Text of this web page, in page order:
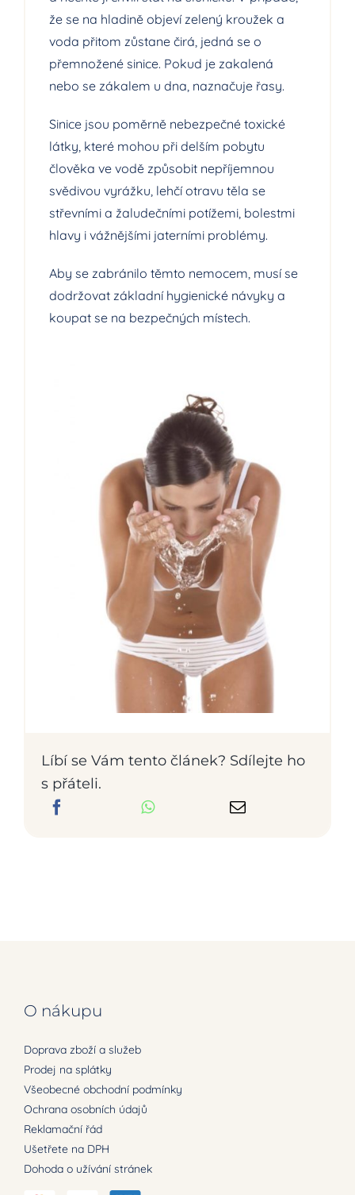
že se na hladině objeví zelený kroužek a
voda přitom zůstane čirá, jedná se o
přemnožené sinice. Pokud je zakalená
nebo se zákalem u dna, naznačuje řasy.
Sinice jsou poměrně nebezpečné toxické
látky, které mohou při delším pobytu
člověka ve vodě způsobit nepříjemnou
svědivou vyrážku, lehčí otravu těla se
střevními a žaludečními potížemi, bolestmi
hlavy i vážnějšími jaterními problémy.
Aby se zabránilo těmto nemocem, musí se
dodržovat základní hygienické návyky a
koupat se na bezpečných místech.
Líbí se Vám tento článek? Sdílejte ho
s přáteli.
O nákupu
Doprava zboží a služeb
Prodej na splátky
Všeobecné obchodní podmínky
Ochrana osobních údajů
Reklamační řád
Ušetřete na DPH
Dohoda o užívání stránek